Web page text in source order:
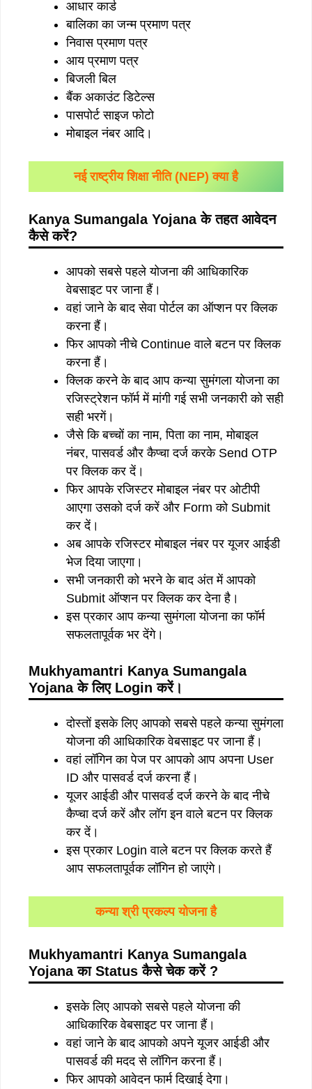
आधार कार्ड
बालिका का जन्म प्रमाण पत्र
निवास प्रमाण पत्र
आय प्रमाण पत्र
बिजली बिल
बैंक अकाउंट डिटेल्स
पासपोर्ट साइज फोटो
मोबाइल नंबर आदि।
नई राष्ट्रीय शिक्षा नीति (NEP) क्या है
Kanya Sumangala Yojanaके तहत आवेदन
कैसे करें?
आपको सबसे पहले योजना की आधिकारिक
वेबसाइट पर जाना हैं।
वहां जाने के बाद सेवा पोर्टल का ऑप्शन पर क्लिक
करना हैं।
फिर आपको नीचे Continue वाले बटन पर क्लिक
करना हैं।
क्लिक करने के बाद आप कन्या सुमंगला योजना का
रजिस्ट्रेशन फॉर्म में मांगी गई सभी जनकारी को सही
सही भरगें।
जैसे कि बच्चों का नाम, पिता का नाम, मोबाइल
नंबर, पासवर्ड और कैप्चा दर्ज करके Send OTP
पर क्लिक कर दें।
फिर आपके रजिस्टर मोबाइल नंबर पर ओटीपी
आएगा उसको दर्ज करें और Form को Submit
कर दें।
अब आपके रजिस्टर मोबाइल नंबर पर यूजर आईडी
भेज दिया जाएगा।
सभी जनकारी को भरने के बाद अंत में आपको
Submit ऑप्शन पर क्लिक कर देना है।
इस प्रकार आप कन्या सुमंगला योजना का फॉर्म
सफलतापूर्वक भर देंगे।
Mukhyamantri Kanya Sumangala
Yojanaके लिए Login करें।
दोस्तों इसके लिए आपको सबसे पहले कन्या सुमंगला
योजना की आधिकारिक वेबसाइट पर जाना हैं।
वहां लॉगिन का पेज पर आपको आप अपना User
ID और पासवर्ड दर्ज करना हैं।
यूजर आईडी और पासवर्ड दर्ज करने के बाद नीचे
कैप्चा दर्ज करें और लॉग इन वाले बटन पर क्लिक
कर दें।
इस प्रकार Login वाले बटन पर क्लिक करते हैं
आप सफलतापूर्वक लॉगिन हो जाएंगे।
कन्या श्री प्रकल्प योजना है
Mukhyamantri Kanya Sumangala
Yojanaका Statusकैसे चेक करें ?
इसके लिए आपको सबसे पहले योजना की
आधिकारिक वेबसाइट पर जाना हैं।
वहां जाने के बाद आपको अपने यूजर आईडी और
पासवर्ड की मदद से लॉगिन करना हैं।
फिर आपको आवेदन फार्म दिखाई देगा।